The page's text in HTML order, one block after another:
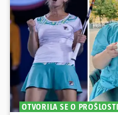
OTVORILA SE O PROŠLOSTI